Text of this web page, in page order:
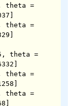
theta =
theta =
theta =
theta =
theta =